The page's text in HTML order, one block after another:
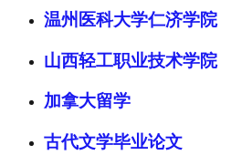
温州医科大学仁济学院
山西轻工职业技术学院
加拿大留学
古代文学毕业论文